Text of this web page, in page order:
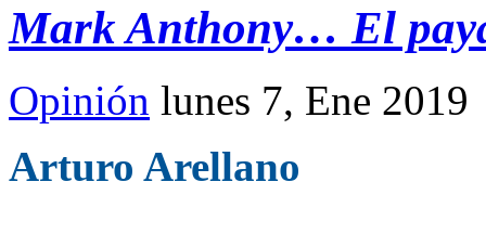
Mark Anthony… El
Opinión lunes 7, Ene 2019
Arturo Arellano